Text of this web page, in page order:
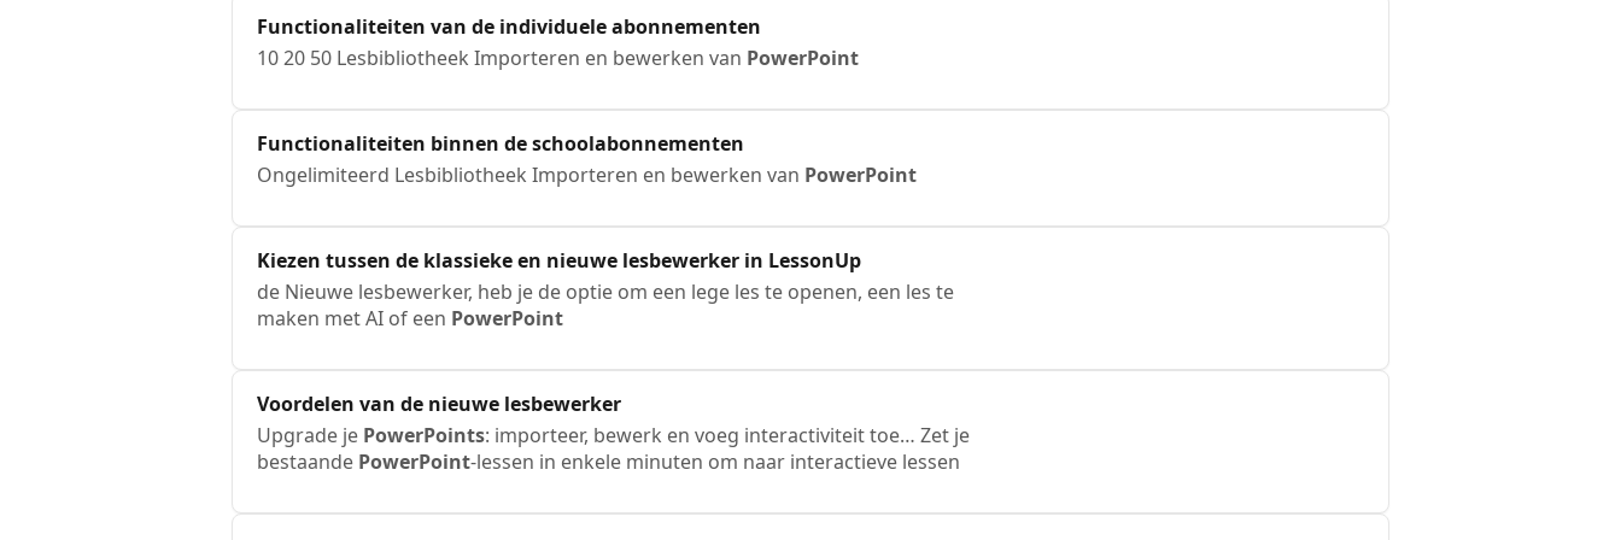
Functionaliteiten van de individuele abonnementen
10 20 50 Lesbibliotheek Importeren en bewerken van PowerPoint
Functionaliteiten binnen de schoolabonnementen
Ongelimiteerd Lesbibliotheek Importeren en bewerken van PowerPoint
Kiezen tussen de klassieke en nieuwe lesbewerker in LessonUp
de Nieuwe lesbewerker, heb je de optie om een lege les te openen, een les te
maken met AI of een PowerPoint
Voordelen van de nieuwe lesbewerker
Upgrade je PowerPoints: importeer, bewerk en voeg interactiviteit toe… Zet je
bestaande PowerPoint-lessen in enkele minuten om naar interactieve lessen